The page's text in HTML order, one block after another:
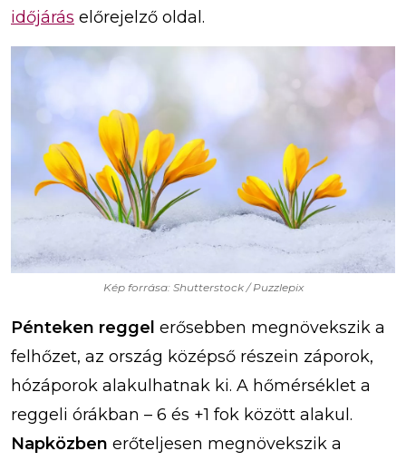
időjárás előrejelző oldal.
Kép forrása: Shutterstock / Puzzlepix
Pénteken reggel erősebben megnövekszik a
felhőzet, az ország középső részein záporok,
hózáporok alakulhatnak ki. A hőmérséklet a
reggeli órákban – 6 és +1 fok között alakul.
Napközben erőteljesen megnövekszik a